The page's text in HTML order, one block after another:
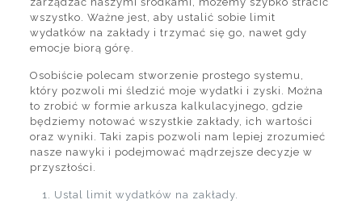
wszystko. Ważne jest, aby ustalić sobie limit
wydatków na zakłady i trzymać się go, nawet gdy
emocje biorą górę.
Osobiście polecam stworzenie prostego systemu,
który pozwoli mi śledzić moje wydatki i zyski. Można
to zrobić w formie arkusza kalkulacyjnego, gdzie
będziemy notować wszystkie zakłady, ich wartości
oraz wyniki. Taki zapis pozwoli nam lepiej zrozumieć
nasze nawyki i podejmować mądrzejsze decyzje w
przyszłości.
Ustal limit wydatków na zakłady.